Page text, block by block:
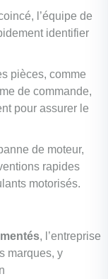
l’équipe de
identifier
pièces, comme
de commande,
pour assurer le
de moteur,
rapides
motorisés.
, l’entreprise
marques, y